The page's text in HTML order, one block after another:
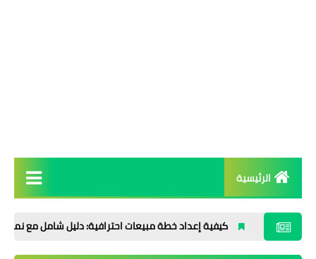
الرئيسية
كيفية إعداد خطة مبيعات احترافية: دليل شامل مع نماذج جاهزة